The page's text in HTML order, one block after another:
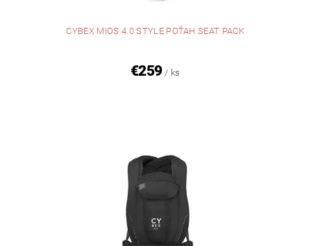
CYBEX MIOS 4.0 STYLE POŤAH SEAT PACK
€259 / ks